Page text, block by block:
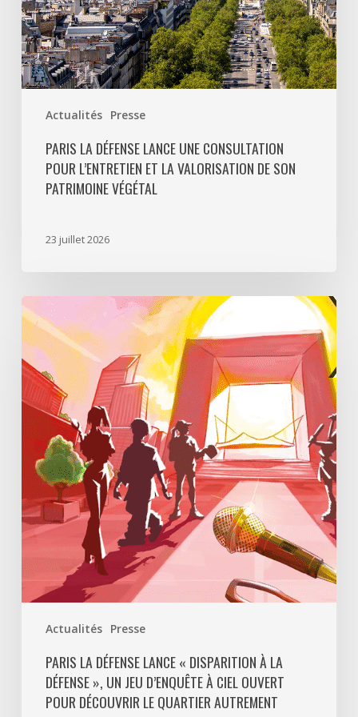
Actualités Presse
de
son
patrimoine
végétal
PARIS LA DÉFENSE LANCE UNE CONSULTATION
POUR L’ENTRETIEN ET LA VALORISATION DE SON
PATRIMOINE VÉGÉTAL
23 juillet 2026
Actualités Presse
Paris
La
Défense
lance
«
Disparition
Défense
un
jeu
d’enquête
à
ciel
découvrir
quartier
PARIS LA DÉFENSE LANCE « DISPARITION À LA
DÉFENSE », UN JEU D’ENQUÊTE À CIEL OUVERT
POUR DÉCOUVRIR LE QUARTIER AUTREMENT